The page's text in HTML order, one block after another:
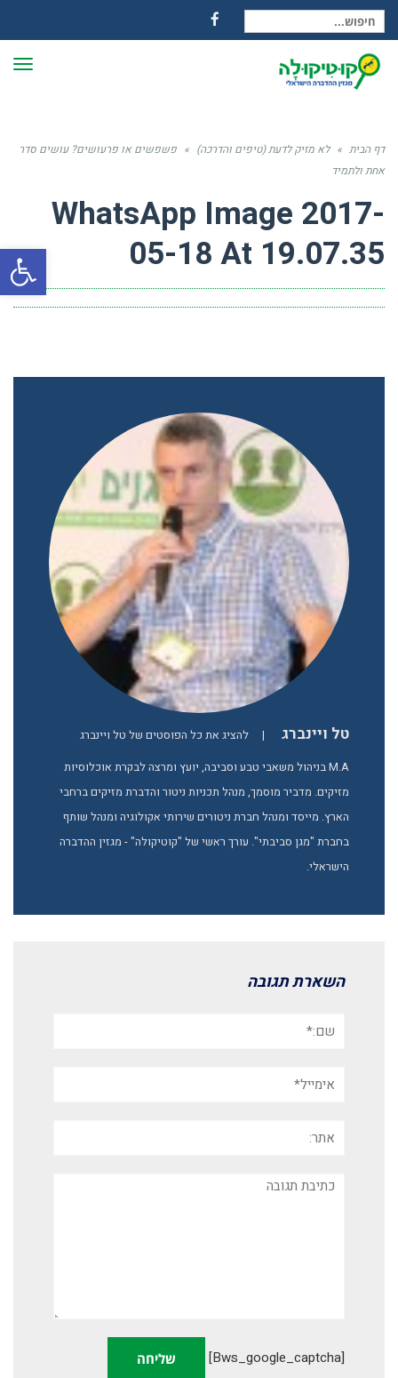
חיפוש עבור:
Facebook
דף הבית » לא מזיק לדעת (טיפים והדרכה) » פשפשים או פרעושים? עושים סדר
אחת ולתמיד
WhatsApp Image 2017-
05-18 At 19.07.35
טל ויינברג |
להציג את כל הפוסטים של טל ויינברג
M.A בניהול משאבי טבע וסביבה, יועץ ומרצה לבקרת אוכלוסיות
מזיקים. מדביר מוסמך, מנהל תכניות ניטור והדברת מזיקים ברחבי
הארץ. מייסד ומנהל חברת ניטורים שירותי אקולוגיה ומנהל שותף
בחברת "מגן סביבתי". עורך ראשי של "קוטיקולה" - מגזין ההדברה
הישראלי.
השארת תגובה
תגובה
[bws_google_captcha]